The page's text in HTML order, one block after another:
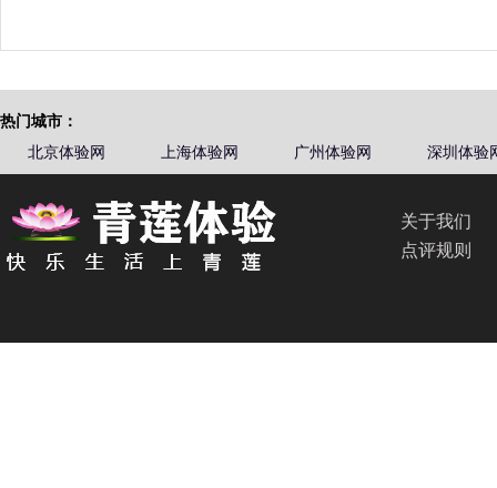
热门城市：
北京体验网
上海体验网 广州体验网 深圳体验
关于我们
点评规则